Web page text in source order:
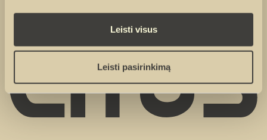
Leisti visus
Leisti pasirinkimą